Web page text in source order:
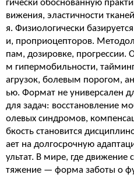
гически обоснованную
вижения, эластичности
я. Физиологически
и, проприоцепторов.
пам, дозировке, прогрессии.
м гипермобильности,
агрузок, болевым порогом,
ью. Формат не универсален
для задач: восстановление
олевых синдромов,
бкость становится
ает на долгосрочную
ультат. В мире, где движение
тяжение — форма заботы о